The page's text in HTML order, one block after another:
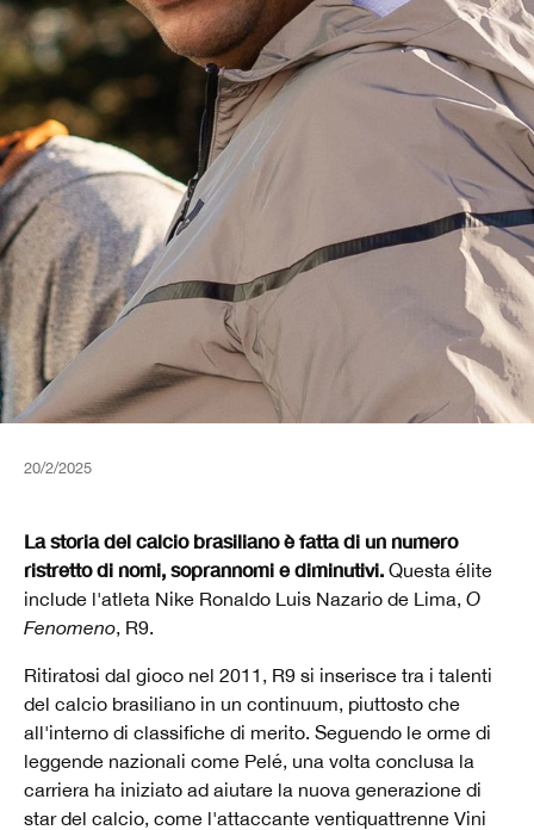
20/2/2025
La storia del calcio brasiliano è fatta di un numero
ristretto di nomi, soprannomi e diminutivi. Questa élite
include l'atleta Nike Ronaldo Luis Nazario de Lima, O
Fenomeno, R9.
Ritiratosi dal gioco nel 2011, R9 si inserisce tra i talenti
del calcio brasiliano in un continuum, piuttosto che
all'interno di classifiche di merito. Seguendo le orme di
leggende nazionali come Pelé, una volta conclusa la
carriera ha iniziato ad aiutare la nuova generazione di
star del calcio, come l'attaccante ventiquattrenne Vini